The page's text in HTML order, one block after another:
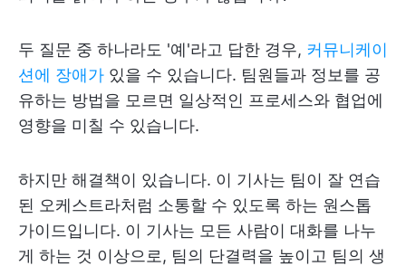
두 질문 중 하나라도 '예'라고 답한 경우, 커뮤니케이
션에 장애가 있을 수 있습니다. 팀원들과 정보를 공
유하는 방법을 모르면 일상적인 프로세스와 협업에
영향을 미칠 수 있습니다.
하지만 해결책이 있습니다. 이 기사는 팀이 잘 연습
된 오케스트라처럼 소통할 수 있도록 하는 원스톱
가이드입니다. 이 기사는 모든 사람이 대화를 나누
게 하는 것 이상으로, 팀의 단결력을 높이고 팀의 생